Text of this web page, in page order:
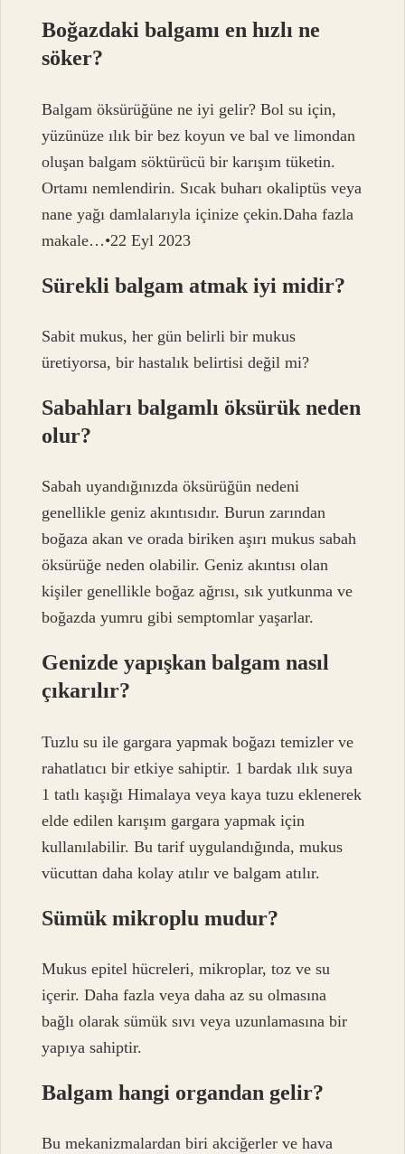
Boğazdaki balgamı en hızlı ne
söker?
Balgam öksürüğüne ne iyi gelir? Bol su için,
yüzünüze ılık bir bez koyun ve bal ve limondan
oluşan balgam söktürücü bir karışım tüketin.
Ortamı nemlendirin. Sıcak buharı okaliptüs veya
nane yağı damlalarıyla içinize çekin.Daha fazla
makale…•22 Eyl 2023
Sürekli balgam atmak iyi midir?
Sabit mukus, her gün belirli bir mukus
üretiyorsa, bir hastalık belirtisi değil mi?
Sabahları balgamlı öksürük neden
olur?
Sabah uyandığınızda öksürüğün nedeni
genellikle geniz akıntısıdır. Burun zarından
boğaza akan ve orada biriken aşırı mukus sabah
öksürüğe neden olabilir. Geniz akıntısı olan
kişiler genellikle boğaz ağrısı, sık yutkunma ve
boğazda yumru gibi semptomlar yaşarlar.
Genizde yapışkan balgam nasıl
çıkarılır?
Tuzlu su ile gargara yapmak boğazı temizler ve
rahatlatıcı bir etkiye sahiptir. 1 bardak ılık suya
1 tatlı kaşığı Himalaya veya kaya tuzu eklenerek
elde edilen karışım gargara yapmak için
kullanılabilir. Bu tarif uygulandığında, mukus
vücuttan daha kolay atılır ve balgam atılır.
Sümük mikroplu mudur?
Mukus epitel hücreleri, mikroplar, toz ve su
içerir. Daha fazla veya daha az su olmasına
bağlı olarak sümük sıvı veya uzunlamasına bir
yapıya sahiptir.
Balgam hangi organdan gelir?
Bu mekanizmalardan biri akciğerler ve hava